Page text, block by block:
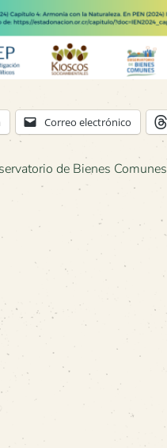
Correo electrónico
de Bienes Comunes